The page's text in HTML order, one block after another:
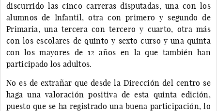
discurrido las cinco carreras disputadas, una con los
alumnos de Infantil, otra con primero y segundo de
Primaria, una tercera con tercero y cuarto, otra más
con los escolares de quinto y sexto curso y una quinta
con los mayores de 12 años en la que también han
participado los adultos.
No es de extrañar que desde la Dirección del centro se
haga una valoración positiva de esta quinta edición,
puesto que se ha registrado una buena participación, lo